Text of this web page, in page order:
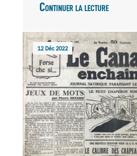
Continuer la lecture
12 Déc 2022